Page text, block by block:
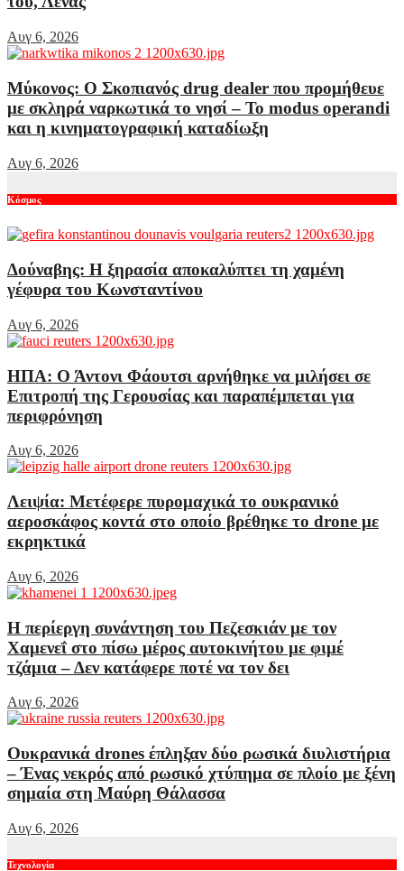
Αυγ 6, 2026
Μύκονος: Ο Σκοπιανός drug dealer που προμήθευε
με σκληρά ναρκωτικά το νησί – Το modus operandi
και η κινηματογραφική καταδίωξη
Αυγ 6, 2026
Κόσμος
Δούναβης: Η ξηρασία αποκαλύπτει τη χαμένη
γέφυρα του Κωνσταντίνου
Αυγ 6, 2026
ΗΠΑ: Ο Άντονι Φάουτσι αρνήθηκε να μιλήσει σε
Επιτροπή της Γερουσίας και παραπέμπεται για
περιφρόνηση
Αυγ 6, 2026
Λειψία: Μετέφερε πυρομαχικά το ουκρανικό
αεροσκάφος κοντά στο οποίο βρέθηκε το drone με
εκρηκτικά
Αυγ 6, 2026
Η περίεργη συνάντηση του Πεζεσκιάν με τον
Χαμενεΐ στο πίσω μέρος αυτοκινήτου με φιμέ
τζάμια – Δεν κατάφερε ποτέ να τον δει
Αυγ 6, 2026
Ουκρανικά drones έπληξαν δύο ρωσικά διυλιστήρια
– Ένας νεκρός από ρωσικό χτύπημα σε πλοίο με ξένη
σημαία στη Μαύρη Θάλασσα
Αυγ 6, 2026
Τεχνολογία